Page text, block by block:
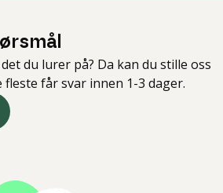
du lurer på? Da kan du stille oss
fleste får svar innen 1-3 dager.